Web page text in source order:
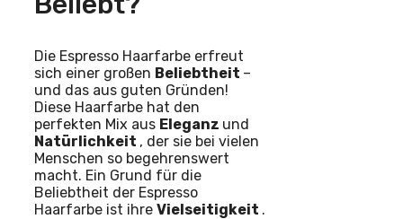
Die Espresso Haarfarbe erfreut
sich einer großen Beliebtheit –
und das aus guten Gründen!
Diese Haarfarbe hat den
perfekten Mix aus Eleganz und
Natürlichkeit , der sie bei vielen
Menschen so begehrenswert
macht. Ein Grund für die
Beliebtheit der Espresso
Haarfarbe ist ihre Vielseitigkeit .